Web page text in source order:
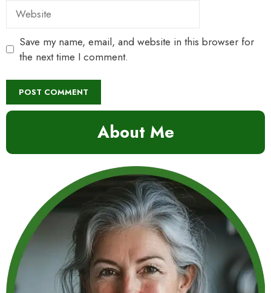
Website
Save my name, email, and website in this browser for
the next time I comment.
About Me